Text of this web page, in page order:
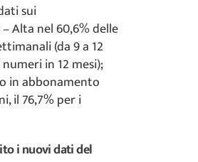
sui
Alta nel 60,6% delle
(da 9 a 12
in 12 mesi);
in abbonamento
il 76,7% per i
i nuovi dati del